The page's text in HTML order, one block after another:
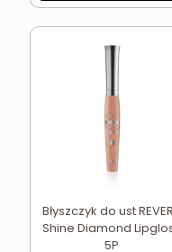
Błyszczyk do ust
Shine Diamond
5P